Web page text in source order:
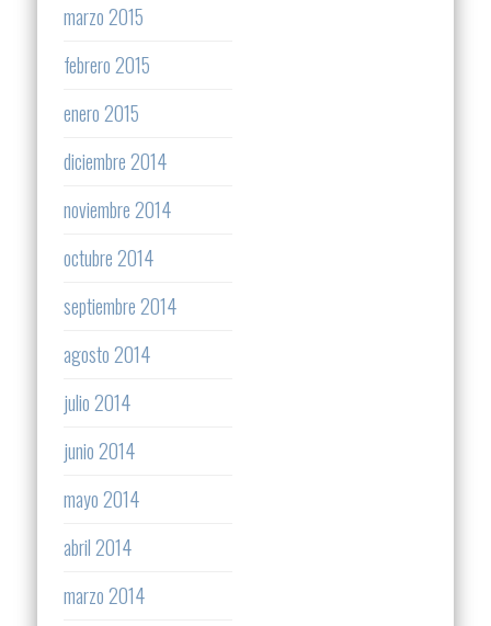
marzo 2015
febrero 2015
enero 2015
diciembre 2014
noviembre 2014
octubre 2014
septiembre 2014
agosto 2014
julio 2014
junio 2014
mayo 2014
abril 2014
marzo 2014